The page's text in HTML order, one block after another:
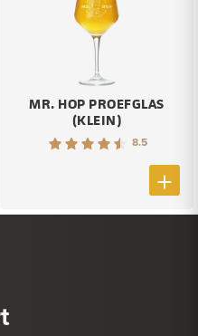
MR. HOP PROEFGLAS
(KLEIN)
8.5